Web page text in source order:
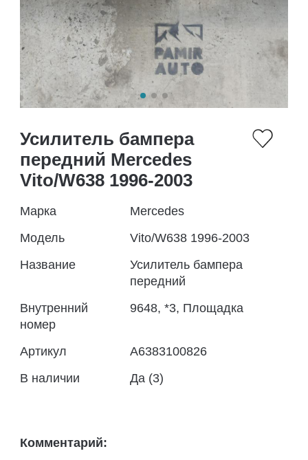
Усилитель бампера
передний Mercedes
Vito/W638 1996-2003
Марка
Mercedes
Модель
Vito/W638 1996-2003
Название
Усилитель бампера
передний
Внутренний
номер
9648, *3, Площадка
Артикул
A6383100826
В наличии
Да (3)
Комментарий: